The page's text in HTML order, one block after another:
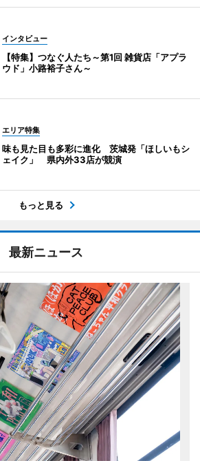
インタビュー
【特集】つなぐ人たち～第1回 雑貨店「アプラ
ウド」小路裕子さん～
エリア特集
味も見た目も多彩に進化 茨城発「ほしいもシ
ェイク」 県内外33店が競演
もっと見る
最新ニュース